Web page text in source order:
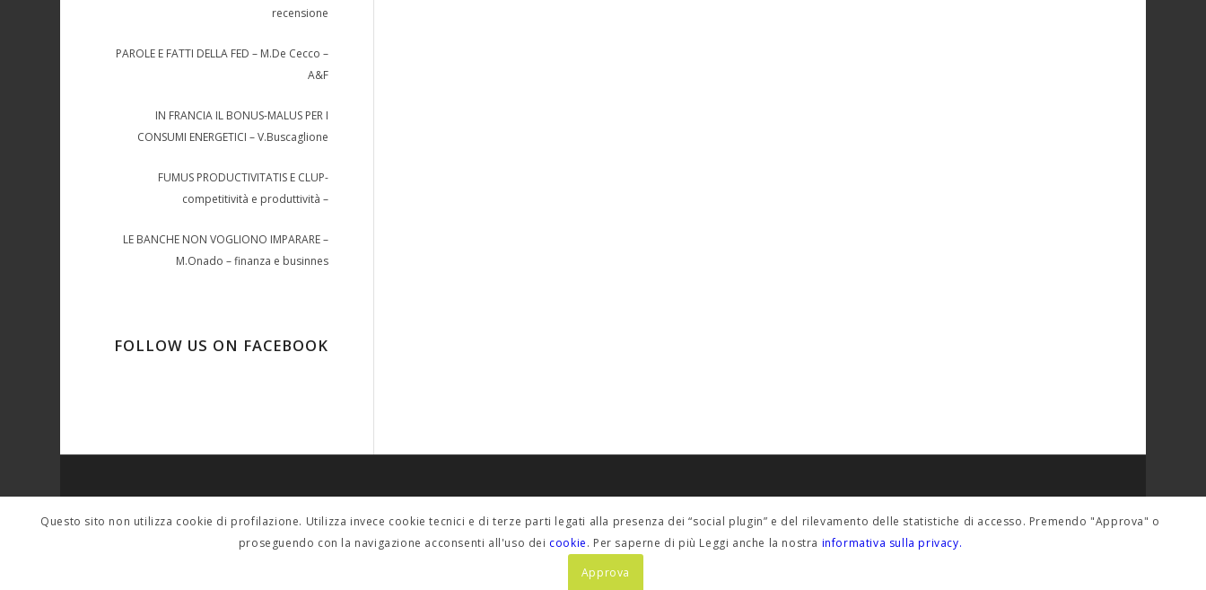
recensione
PAROLE E FATTI DELLA FED – M.De Cecco –
A&F
IN FRANCIA IL BONUS-MALUS PER I
CONSUMI ENERGETICI – V.Buscaglione
FUMUS PRODUCTIVITATIS E CLUP-
competitività e produttività –
LE BANCHE NON VOGLIONO IMPARARE –
M.Onado – finanza e businnes
FOLLOW US ON FACEBOOK
SINDACALMENTE
Per contatti scrivere a: tferigo@gmail.com serafino@etabeta.it
POLICY PRIVACY
Informativa estesa
Questo sito non utilizza cookie di profilazione. Utilizza invece cookie tecnici e di terze parti legati alla presenza dei “social plugin” e del rilevamento delle statistiche di accesso. Premendo "Approva" o
proseguendo con la navigazione acconsenti all'uso dei cookie. Per saperne di più Leggi anche la nostra informativa sulla privacy.
Approva